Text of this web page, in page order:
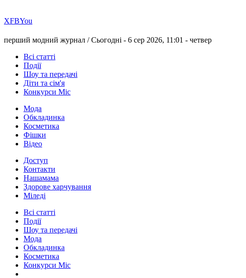
ХFBYou
перший модний журнал /Сьогодні - 6 сер 2026, 11:01 - четвер
Всі статті
Події
Шоу та передачі
Діти та сім'я
Конкурси Міс
Мода
Обкладинка
Косметика
Фішки
Відео
Доступ
Контакти
Нашамама
Здорове харчування
Міледі
Всі статті
Події
Шоу та передачі
Мода
Обкладинка
Косметика
Конкурси Міс